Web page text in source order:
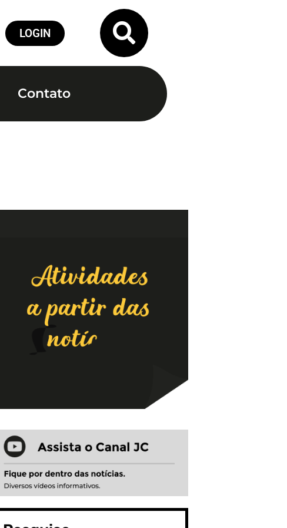
LOGIN
Contato